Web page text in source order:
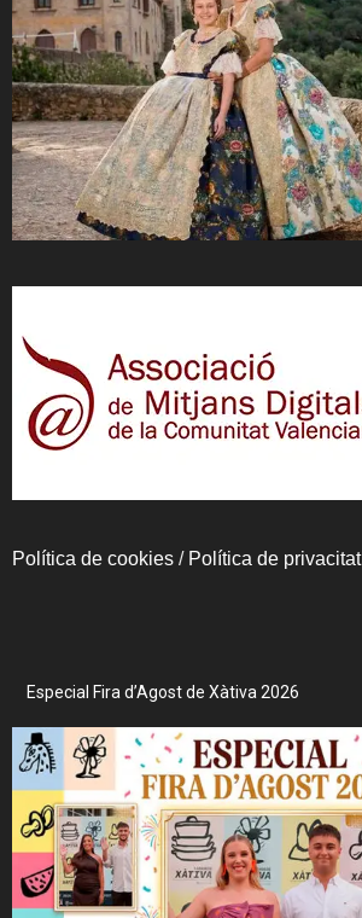
Política de cookies / Política de privacitat
Especial Fira d’Agost de Xàtiva 2026